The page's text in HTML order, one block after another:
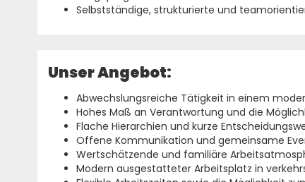
Selbstständige, strukturierte und
Unser Angebot:
Abwechslungsreiche Tätigkeit in einem
Hohes Maß an Verantwortung und die
Flache Hierarchien und kurze
Offene Kommunikation und gemeinsame
Wertschätzende und familiäre
Modern ausgestatteter Arbeitsplatz in